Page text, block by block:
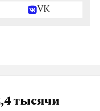
VK
тысячи